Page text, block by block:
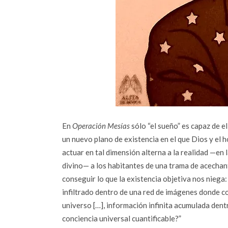
En Operación Mesíassólo “el sueño” es capaz de
un nuevo plano de existencia en el que Dios y el
actuar en tal dimensión alterna a la realidad —en
divino— a los habitantes de una trama de
conseguir lo que la existencia objetiva nos
infiltrado dentro de una red de imágenes donde
universo […], información infinita acumulada
conciencia universal cuantificable?”